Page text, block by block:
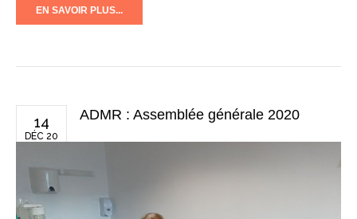
EN SAVOIR PLUS...
14
DÉC 20
ADMR : Assemblée générale 2020